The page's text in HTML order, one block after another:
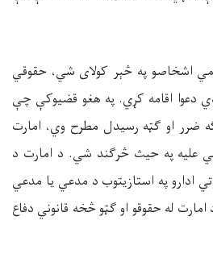
اشخاصو په څېر کولای شي، حقوقي
اقامه کړي. په هغو قضیوکې چې
ضرر او ګټه رسیدل مطرح وي، امارت
علیه په حیث څرګند شي. د امارت د
ادارو په استازیتوب د مدعي یا مدعي
له حقوقو او ګټو څخه قانوني دفاع